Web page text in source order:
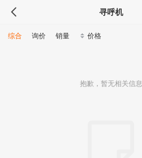
寻呼机
综合 询价 销量 价格
抱歉，暂无相关信息